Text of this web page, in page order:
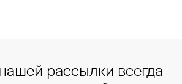
рассылки всегда